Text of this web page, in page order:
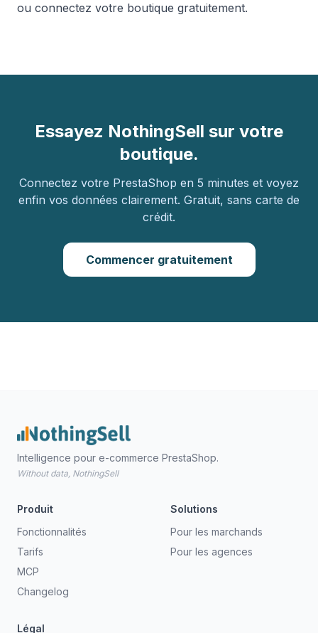
ou connectez votre boutique gratuitement.
Essayez NothingSell sur votre
boutique.
Connectez votre PrestaShop en 5 minutes et voyez
enfin vos données clairement. Gratuit, sans carte de
crédit.
Commencer gratuitement
Intelligence pour e-commerce PrestaShop.
Without data, NothingSell
Produit
Fonctionnalités
Tarifs
MCP
Changelog
Solutions
Pour les marchands
Pour les agences
Légal